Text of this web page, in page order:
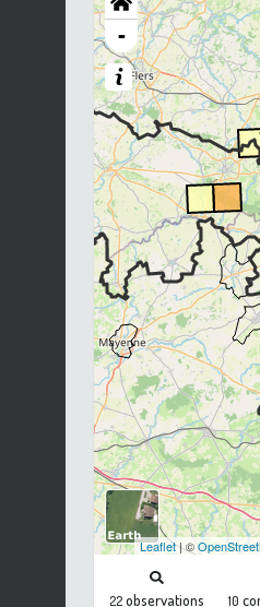
-
Leaflet| ©
22observations 10